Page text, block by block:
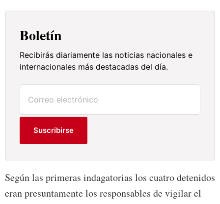
Boletín
Recibirás diariamente las noticias nacionales e
internacionales más destacadas del día.
Suscribirse
Según las primeras indagatorias los cuatro detenidos
eran presuntamente los responsables de vigilar el